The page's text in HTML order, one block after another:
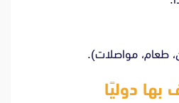
طعام، مواصلات).